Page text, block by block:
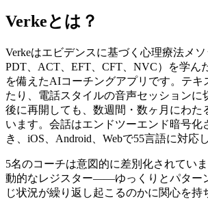
Verkeとは？
Verkeはエビデンスに基づく心理療法メソ
PDT、ACT、EFT、CFT、NVC）を学ん
を備えたAIコーチングアプリです。テキ
たり、電話スタイルの音声セッションに
後に再開しても、数週間・数ヶ月にわた
います。会話はエンドツーエンド暗号化
き、iOS、Android、Webで55言語に対応
5名のコーチは意図的に差別化されてい
動的なレジスター——ゆっくりとパター
じ状況が繰り返し起こるのかに関心を持